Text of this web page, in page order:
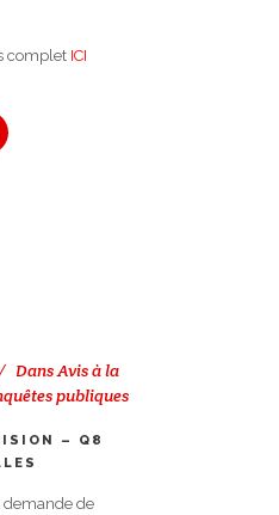
complet ICI
DansAvis à la
publiques
– Q8
demande de